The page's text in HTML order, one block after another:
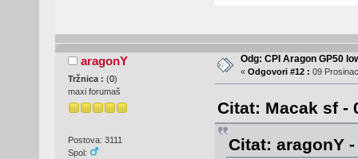
aragonY
Tržnica : (0)
maxi forumaš
Postova: 3111
Spol:
Odg: CPI Aragon GP50
« Odgovori #12 : 09
Citat: Macak sf -
Citat: aragonY